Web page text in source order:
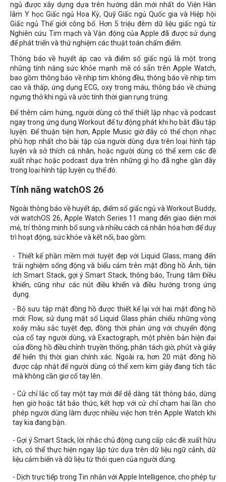
ngủ được xây dựng dựa trên hướng dẫn mới nhất do Viện Hàn
lâm Y học Giấc ngủ Hoa Kỳ, Quỹ Giấc ngủ Quốc gia và Hiệp hội
Giấc ngủ Thế giới công bố. Hơn 5 triệu đêm dữ liệu giấc ngủ từ
Nghiên cứu Tim mạch và Vận động của Apple đã được sử dụng
để phát triển và thử nghiệm các thuật toán chấm điểm.
Thông báo về huyết áp cao và điểm số giấc ngủ là một trong
những tính năng sức khỏe mạnh mẽ có sẵn trên Apple Watch,
bao gồm thông báo về nhịp tim không đều, thông báo về nhịp tim
cao và thấp, ứng dụng ECG, oxy trong máu, thông báo về chứng
ngưng thở khi ngủ và ước tính thời gian rụng trứng.
Để thêm cảm hứng, người dùng có thể thiết lập nhạc và podcast
ngay trong ứng dụng Workout để tự động phát khi họ bắt đầu tập
luyện. Để thuận tiện hơn, Apple Music giờ đây có thể chọn nhạc
phù hợp nhất cho bài tập của người dùng dựa trên loại hình tập
luyện và sở thích cá nhân, hoặc người dùng có thể xem các đề
xuất nhạc hoặc podcast dựa trên những gì họ đã nghe gần đây
trong loại hình tập luyện cụ thể đó.
Tính năng watchOS 26
Ngoài thông báo về huyết áp, điểm số giấc ngủ và Workout Buddy,
với watchOS 26, Apple Watch Series 11 mang đến giao diện mới
mẻ, trí thông minh bổ sung và nhiều cách cá nhân hóa hơn để duy
trì hoạt động, sức khỏe và kết nối, bao gồm:
- Thiết kế phần mềm mới tuyệt đẹp với Liquid Glass, mang đến
trải nghiệm sống động và biểu cảm trên mặt đồng hồ Ảnh, tiện
ích Smart Stack, gợi ý Smart Stack, thông báo, Trung tâm Điều
khiển, cũng như các nút điều khiển và điều hướng trong ứng
dụng.
- Bộ sưu tập mặt đồng hồ được thiết kế lại với hai mặt đồng hồ
mới: Flow, sử dụng mặt số Liquid Glass phản chiếu những vòng
xoáy màu sắc tuyệt đẹp, đồng thời phản ứng với chuyển động
của cổ tay người dùng, và Exactograph, một phiên bản hiện đại
của đồng hồ điều chỉnh truyền thống, phân tách giờ, phút và giây
để hiển thị thời gian chính xác. Ngoài ra, hơn 20 mặt đồng hồ
được cập nhật để người dùng có thể xem kim giây đang tích tắc
mà không cần giơ cổ tay lên.
- Cử chỉ lắc cổ tay một tay mới để dễ dàng tắt thông báo, dừng
hẹn giờ hoặc tắt báo thức, kết hợp với cử chỉ chạm hai lần cho
phép người dùng làm được nhiều việc hơn trên Apple Watch khi
tay kia đang bận.
- Gợi ý Smart Stack, lời nhắc chủ động cung cấp các đề xuất hữu
ích, có thể thực hiện ngay lập tức dựa trên dữ liệu ngữ cảnh, dữ
liệu cảm biến và dữ liệu từ thói quen của người dùng.
- Dịch trực tiếp trong Tin nhắn với Apple Intelligence, cho phép tự